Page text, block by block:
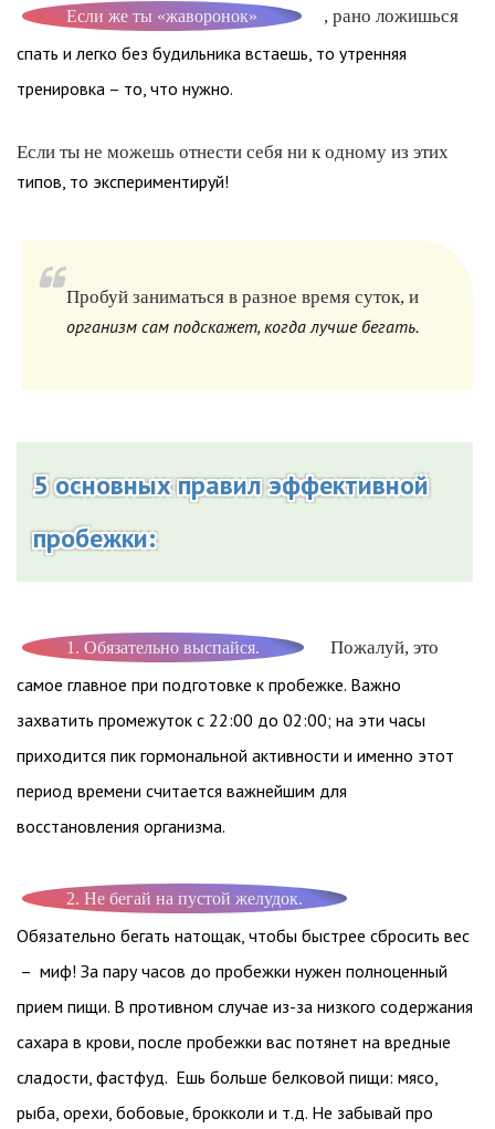
Если же ты «жаворонок» , рано ложишься
спать и легко без будильника встаешь, то утренняя
тренировка – то, что нужно.
Если ты не можешь отнести себя ни к одному из этих
типов, то экспериментируй!
Пробуй заниматься в разное время суток, и
организм сам подскажет, когда лучше бегать.
5 основных правил эффективной
пробежки:
1. Обязательно выспайся. Пожалуй, это
самое главное при подготовке к пробежке. Важно
захватить промежуток с 22:00 до 02:00; на эти часы
приходится пик гормональной активности и именно этот
период времени считается важнейшим для
восстановления организма.
2. Не бегай на пустой желудок.
Обязательно бегать натощак, чтобы быстрее сбросить вес
– миф! За пару часов до пробежки нужен полноценный
прием пищи. В противном случае из-за низкого содержания
сахара в крови, после пробежки вас потянет на вредные
сладости, фастфуд. Ешь больше белковой пищи: мясо,
рыба, орехи, бобовые, брокколи и т.д. Не забывай про